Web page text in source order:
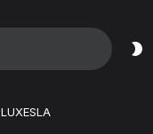
LUXESLA